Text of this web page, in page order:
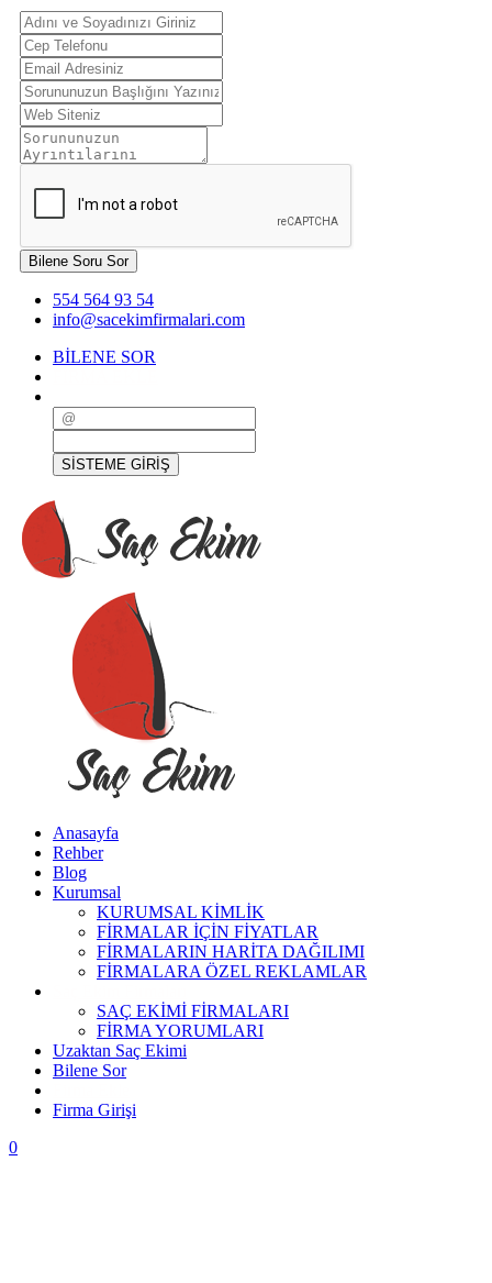
Bilene Soru Sor
554 564 93 54
info@sacekimfirmalari.com
BİLENE SOR
SİSTEME GİRİŞ
Anasayfa
Rehber
Blog
Kurumsal
KURUMSAL KİMLİK
FİRMALAR İÇİN FİYATLAR
FİRMALARIN HARİTA DAĞILIMI
FİRMALARA ÖZEL REKLAMLAR
SAÇ EKİMİ FİRMALARI
FİRMA YORUMLARI
Uzaktan Saç Ekimi
Bilene Sor
Firma Girişi
0